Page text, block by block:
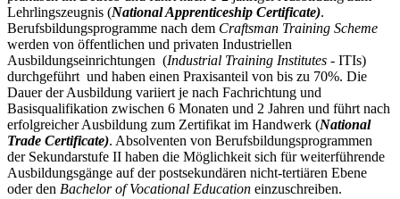
Lehrlingszeugnis (National Apprenticeship Certificate).
Berufsbildungsprogramme nach dem Craftsman Training Scheme
werden von öffentlichen und privaten Industriellen
Ausbildungseinrichtungen (Industrial Training Institutes - ITIs)
durchgeführt und haben einen Praxisanteil von bis zu 70%. Die
Dauer der Ausbildung variiert je nach Fachrichtung und
Basisqualifikation zwischen 6 Monaten und 2 Jahren und führt nach
erfolgreicher Ausbildung zum Zertifikat im Handwerk (National
Trade Certificate). Absolventen von Berufsbildungsprogrammen
der Sekundarstufe II haben die Möglichkeit sich für weiterführende
Ausbildungsgänge auf der postsekundären nicht-tertiären Ebene
oder den Bachelor of Vocational Education einzuschreiben.